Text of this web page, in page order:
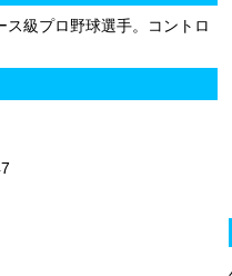
級プロ野球選手。コントロ